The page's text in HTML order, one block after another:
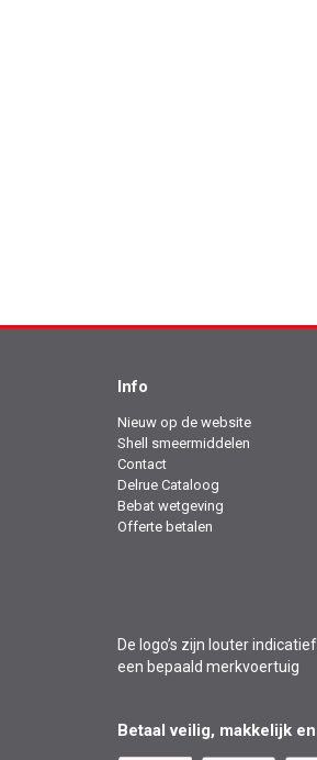
Info
Nieuw op de website
Shell smeermiddelen
Contact
Delrue Cataloog
Bebat wetgeving
Offerte betalen
De logo’s zijn louter
een bepaald merkvoertuig
Betaal veilig, makkelijk